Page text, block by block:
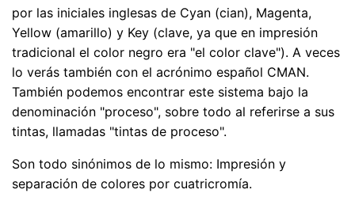
por las iniciales inglesas de Cyan (cian), Magenta,
Yellow (amarillo) y Key (clave, ya que en impresión
tradicional el color negro era "el color clave"). A veces
lo verás también con el acrónimo español CMAN.
También podemos encontrar este sistema bajo la
denominación "proceso", sobre todo al referirse a sus
tintas, llamadas "tintas de proceso".
Son todo sinónimos de lo mismo: Impresión y
separación de colores por cuatricromía.